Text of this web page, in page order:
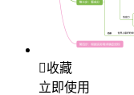
收藏
立即使用